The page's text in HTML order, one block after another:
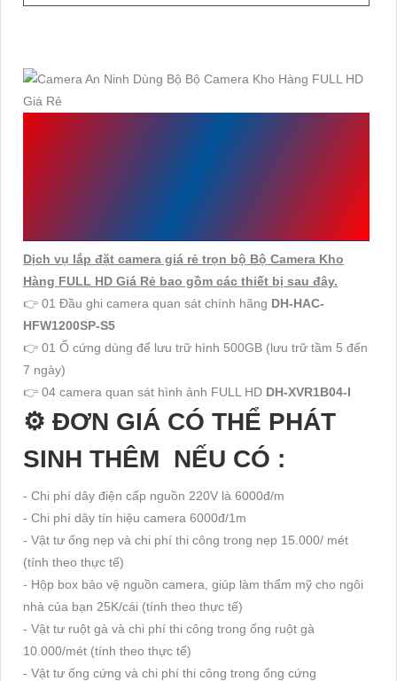
Dịch vụ lắp đặt camera giá rẻ trọn bộ Bộ Camera Kho
Hàng FULL HD Giá Rẻ bao gồm các thiết bị sau đây.
👉 01 Đầu ghi camera quan sát chính hãng DH-HAC-
HFW1200SP-S5
👉 01 Ổ cứng dùng để lưu trữ hình 500GB (lưu trữ tầm 5 đến
7 ngày)
👉 04 camera quan sát hình ảnh FULL HD DH-XVR1B04-I
⚙ ĐƠN GIÁ CÓ THỂ PHÁT
SINH THÊM NẾU CÓ :
- Chi phí dây điện cấp nguồn 220V là 6000đ/m
- Chi phí dây tín hiệu camera 6000đ/1m
- Vật tư ống nẹp và chi phí thi công trong nẹp 15.000/ mét
(tính theo thực tế)
- Hộp box bảo vệ nguồn camera, giúp làm thẩm mỹ cho ngôi
nhà của bạn 25K/cái (tính theo thực tế)
- Vật tư ruột gà và chi phí thi công trong ống ruột gà
10.000/mét (tính theo thực tế)
- Vật tư ống cứng và chi phí thi công trong ống cứng